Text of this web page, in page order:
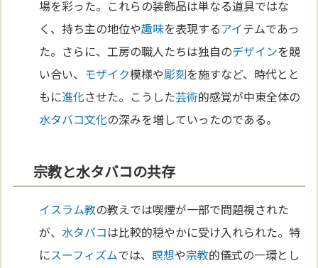
場を彩った。これらの装飾品は単なる道具ではな
く、持ち主の地位や趣味を表現するアイテムであっ
た。さらに、工房の職人たちは独自のデザインを競
い合い、 モザイク模様や彫刻を施すなど、時代とと
もに進化させた。こうした芸術的感覚が中東全体の
水タバコ文化の深みを増していったのである。
宗教と水タバコの共存
イスラム教の教えでは喫煙が一部で問題視された
が、水タバコは比較的穏やかに受け入れられた。特
にスーフィズムでは、 瞑想や宗教的儀式の一環とし